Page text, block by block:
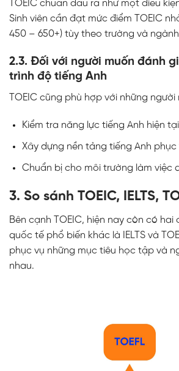
TOEIC chuẩn đầu ra như một điều
Sinh viên cần đạt mức điểm TOEIC
450 – 650+) tùy theo trường và
2.3. Đối với người muốn đánh
trình độ tiếng Anh
TOEIC cũng phù hợp với những người
Kiểm tra năng lực tiếng Anh hiện tại
Xây dựng nền tảng tiếng Anh phục
Chuẩn bị cho môi trường làm việc
3. So sánh TOEIC, IELTS,
Bên cạnh TOEIC, hiện nay còn có hai
quốc tế phổ biến khác là IELTS và
phục vụ những mục tiêu học tập và
nhau.